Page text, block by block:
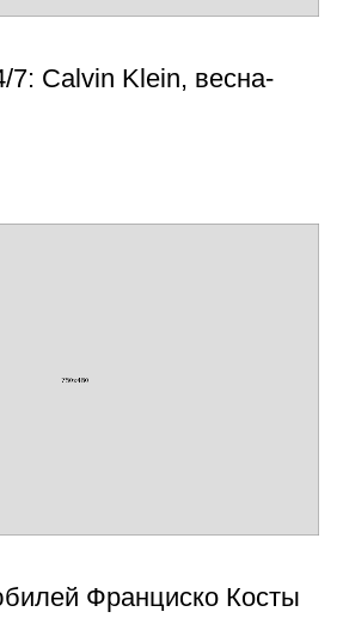
7: Calvin Klein, весна-
Франциско Косты